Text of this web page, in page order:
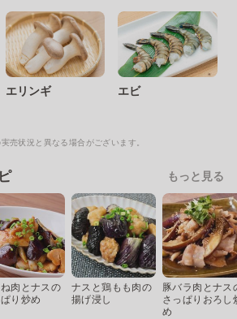
エリンギ エビ
売状況と異なる場合がございます。
もっと見る
肉とナスの
り炒め
ナスと鶏もも肉の
揚げ浸し
豚バラ肉とナス
さっぱりおろし
め